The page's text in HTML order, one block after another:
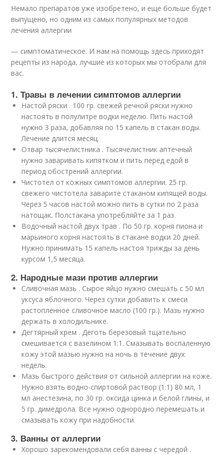
Немало препаратов уже изобретено, и еще больше будет
выпущено, но одним из самых популярных методов
лечения аллергии
— симптоматическое. И нам на помощь здесь приходят
рецепты из народа, лучшие из которых мы отобрали для
вас.
1. Травы в лечении симптомов аллергии
Настой ряски . 100 гр. свежей речной ряски нужно
настоять в полулитре водки неделю. Пить настой
нужно 3 раза, добавляя по 15 капель в стакан воды.
Лечение длится месяц.
Отвар тысячелистника . Тысячелистник аптечный
нужно заваривать кипятком и пить перед едой в
период обострений аллергии.
Чистотел от кожных симптомов аллергии. 25 гр.
свежего чистотела заварите стаканом кипящей воды.
Через 5 часов настой можно пить в сутки по 2 раза
натощак. Полстакана употребляйте за 1 раз.
Водочный настой двух трав . По 50 гр. корня пиона и
марьиного корня настоять в стакане водки 20 дней.
Нужно принимать 15 капель настоя трижды за день
курсом 1,5 месяца.
2. Народные мази против аллергии
Сливочная мазь . Сырое яйцо нужно смешать с 50 мл
уксуса яблочного. Через сутки добавить к смеси
растопленное сливочное масло (100 гр.). Мазь нужно
держать в холодильнике.
Дегтярный крем . Деготь березовый тщательно
смешивается с вазелином 1:1. Смазывать воспаленную
кожу этой мазью нужно на ночь в течение двух
недель.
Мазь быстрого действия от сильной аллергии на коже.
Нужно взять водно-спиртовой раствор (1:1) 80 мл, 1
мл анестезина, по 30 гр. оксида цинка и белой глины, и
5 гр. димедрола. Все нужно однородно перемешать и
смазывать кожу при надобности.
3. Ванны от аллергии
Хорошо зарекомендовали себя ванны с чередой .